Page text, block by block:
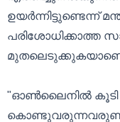
ഉയർന്നിട്ടുണ്ടെന്ന്
പരിശോധിക്കാത്ത
"ഓൺലൈനിൽ കൂടി